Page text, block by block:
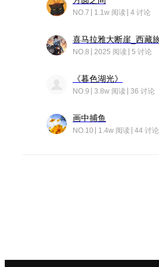
NO.7 1.1w 阅读 4 讨论
NO.8 2025 阅读 5 讨论
《暮色湖光》
NO.9 3.8w 阅读 36 讨论
画中捕鱼
NO.10 1.4w 阅读 44 讨论